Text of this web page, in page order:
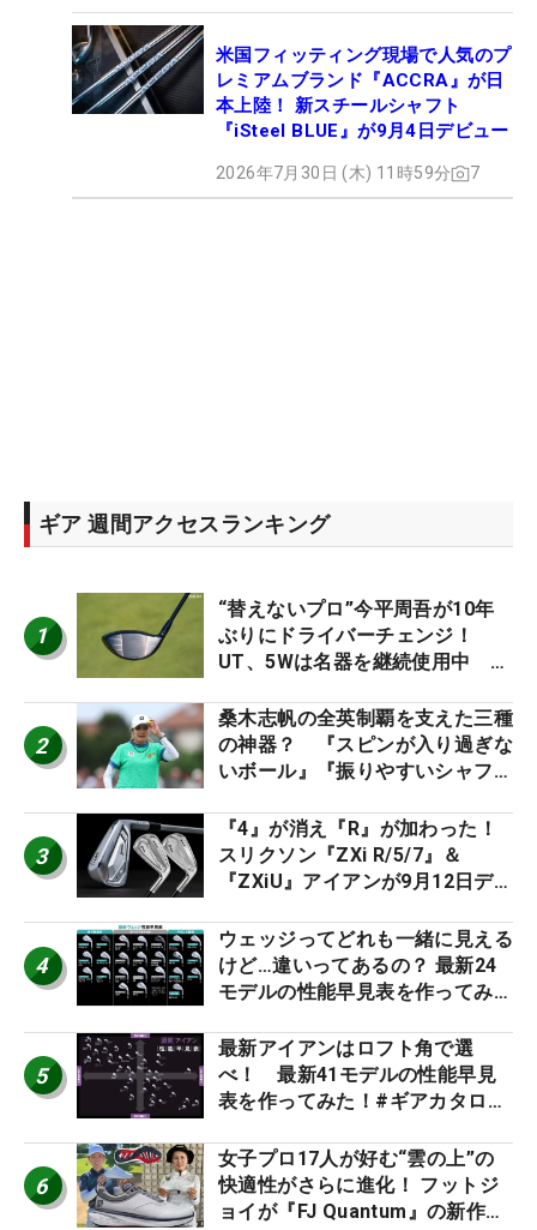
米国フィッティング現場で人気のプ
レミアムブランド『ACCRA』が日
本上陸！ 新スチールシャフト
『iSteel BLUE』が9月4日デビュー
2026年7月30日 (木) 11時59分 7
ギア 週間アクセスランキング
1
“替えないプロ”今平周吾が10年
ぶりにドライバーチェンジ！
UT、5Wは名器を継続使用中 #
2
桑木志帆の全英制覇を支えた三種
の神器？ 『スピンが入り過ぎな
いボール』『振りやすいシャフ
ー』 #女子プロセッティング
3
『4』が消え『R』が加わった！
スリクソン『ZXi R/5/7』＆
『ZXiU』アイアンが9月12日デ
4
ウェッジってどれも一緒に見える
けど…違いってあるの？ 最新24
モデルの性能早見表を作ってみ
5
最新アイアンはロフト角で選
べ！ 最新41モデルの性能早見
表を作ってみた！#ギアカタログ
6
女子プロ17人が好む“雲の上”の
快適性がさらに進化！ フットジ
ョイが『FJ Quantum』の新作を